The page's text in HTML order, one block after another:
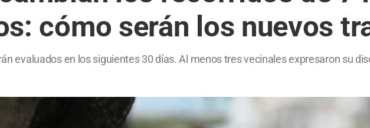
cómo serán los nuevos
evaluados en los siguientes 30 días. Al menos tres vecinales expresaron su